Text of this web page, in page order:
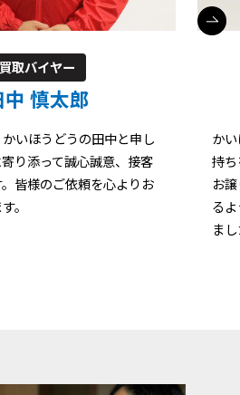
買取バイヤー
中 慎太郎
いほうどうの田中と申し
り添って誠心誠意、接客
皆様のご依頼を心よりお
。
か
持
お
る
ま